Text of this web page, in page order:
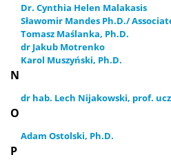
Dr. Cynthia Helen Malakasis
Sławomir Mandes Ph.D./
Tomasz Maślanka, Ph.D.
dr Jakub Motrenko
Karol Muszyński, Ph.D.
N
dr hab. Lech Nijakowski, prof.
O
Adam Ostolski, Ph.D.
P